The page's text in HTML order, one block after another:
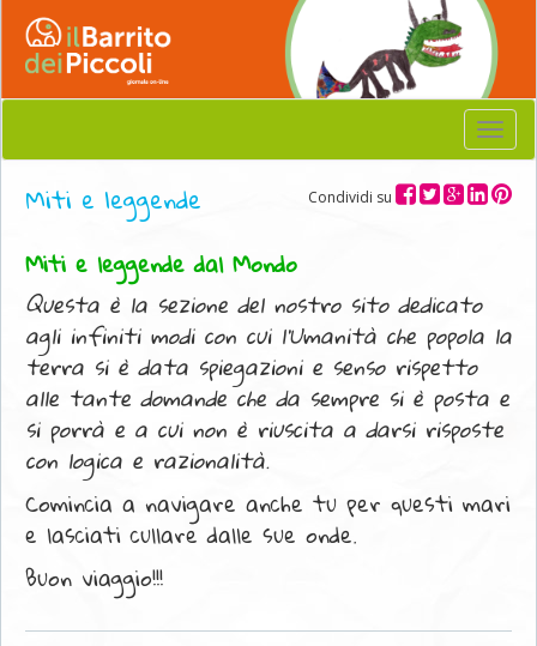
Menu
Condividi su
Miti e leggende
Miti e leggende dal Mondo
Questa è la sezione del nostro sito dedicato
agli infiniti modi con cui l'Umanità che popola la
terra si è data spiegazioni e senso rispetto
alle tante domande che da sempre si è posta e
si porrà e a cui non è riuscita a darsi risposte
con logica e razionalità.
Comincia a navigare anche tu per questi mari
e lasciati cullare dalle sue onde.
Buon viaggio!!!